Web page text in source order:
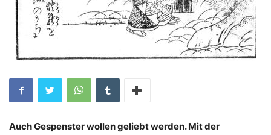
Auch Gespenster wollen geliebt werden. Mit der